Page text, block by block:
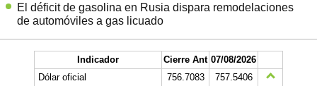
El déficit de gasolina en Rusia dispara remodelaciones
de automóviles a gas licuado
Indicador Cierre Ant 07/08/2026
Dólar oficial
756.7083
757.5406